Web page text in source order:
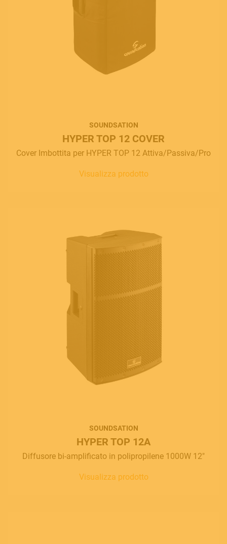
SOUNDSATION
HYPER TOP 12 COVER
Cover Imbottita per HYPER TOP 12 Attiva/Passiva/Pro
Visualizza prodotto
SOUNDSATION
HYPER TOP 12A
Diffusore bi-amplificato in polipropilene 1000W 12"
Visualizza prodotto